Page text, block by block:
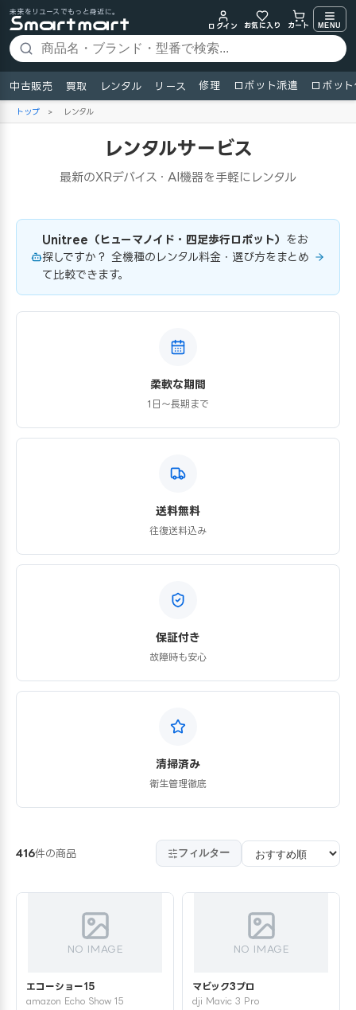
未来をリユースでもっと身近に。
ログイン
お気に入り カート MENU
中古販売 買取 レンタル リース 修理 ロボット派遣 ロボッ
トップ > レンタル
レンタルサービス
最新のXRデバイス・AI機器を手軽にレンタル
Unitree（ヒューマノイド・四足歩行ロボット） をお
探しですか？ 全機種のレンタル料金・選び方をまとめ
て比較できます。
柔軟な期間
1日〜長期まで
送料無料
往復送料込み
保証付き
故障時も安心
清掃済み
衛生管理徹底
416件の商品 フィルター
NO IMAGE
エコーショー15
amazon Echo Show 15
NO IMAGE
マビック3プロ
dji Mavic 3 Pro